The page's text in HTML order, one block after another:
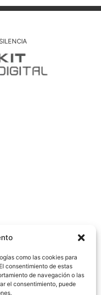
como las cookies para
consentimiento de estas
de navegación o las
el consentimiento, puede